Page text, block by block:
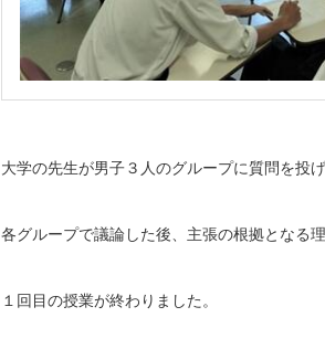
大学の先生が男子３人のグループに質問を投
各グループで議論した後、主張の根拠となる
１回目の授業が終わりました。